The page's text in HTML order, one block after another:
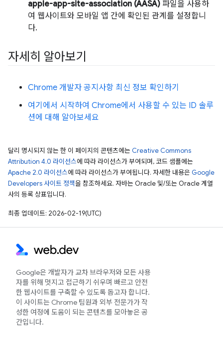
apple-app-site-association (AASA) 파일을 사용하
여 웹사이트와 모바일 앱 간에 확인된 관계를 설정합니
다.
자세히 알아보기
Chrome 개발자 공지사항 최신 정보 확인하기
여기에서 시작하여 Chrome에서 사용할 수 있는 ID 솔루
션에 대해 알아보세요
달리 명시되지 않는 한 이 페이지의 콘텐츠에는 Creative Commons
Attribution 4.0 라이선스에 따라 라이선스가 부여되며, 코드 샘플에는
Apache 2.0 라이선스에 따라 라이선스가 부여됩니다. 자세한 내용은 Google
Developers 사이트 정책을 참조하세요. 자바는 Oracle 및/또는 Oracle 계열
사의 등록 상표입니다.
최종 업데이트: 2026-02-19(UTC)
Google은 개발자가 교차 브라우저와 모든 사용
자를 위해 멋지고 접근하기 쉬우며 빠르고 안전
한 웹사이트를 구축할 수 있도록 돕고자 합니다.
이 사이트는 Chrome 팀원과 외부 전문가가 작
성한 여정에 도움이 되는 콘텐츠를 모아놓은 공
간입니다.